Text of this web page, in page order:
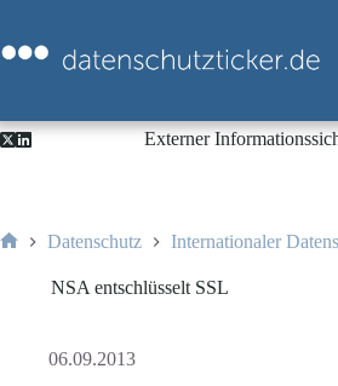
springen
Externer
Datenschutz Internationaler
NSA entschlüsselt SSL
06.09.2013